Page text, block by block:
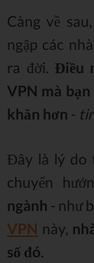
Càng về
ngập các
ra đời. Điều
VPN mà
khăn hơn -
Đây là lý do
chuyển
ngành - như
VPN này,
số đó.